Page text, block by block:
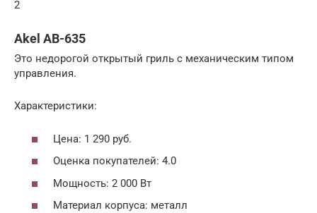
2
Akel АВ-635
Это недорогой открытый гриль с механическим типом
управления.
Характеристики:
Цена: 1 290 руб.
Оценка покупателей: 4.0
Мощность: 2 000 Вт
Материал корпуса: металл